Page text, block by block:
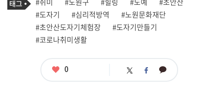
사
관
련
태
그
그
#취미 #노원구 #힐링 #도예
#초안산
#도자기
#심리적방역
#노원문화재단
#초안산도자기체험장
#도자기만들기
#코로나취미생활
좋
0 트 페 카